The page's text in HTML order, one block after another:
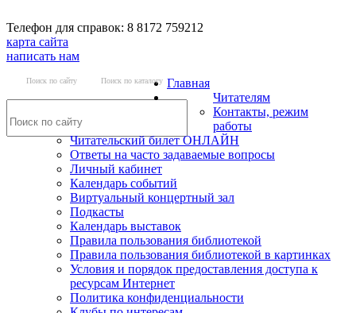
Телефон для справок: 8 8172 759212
карта сайта
написать нам
Поиск по сайту Поиск по каталогу Главная
Читателям
Контакты, режим
работы
Читательский билет ОНЛАЙН
Ответы на часто задаваемые вопросы
Личный кабинет
Календарь событий
Виртуальный концертный зал
Подкасты
Календарь выставок
Правила пользования библиотекой
Правила пользования библиотекой в картинках
Условия и порядок предоставления доступа к
ресурсам Интернет
Политика конфиденциальности